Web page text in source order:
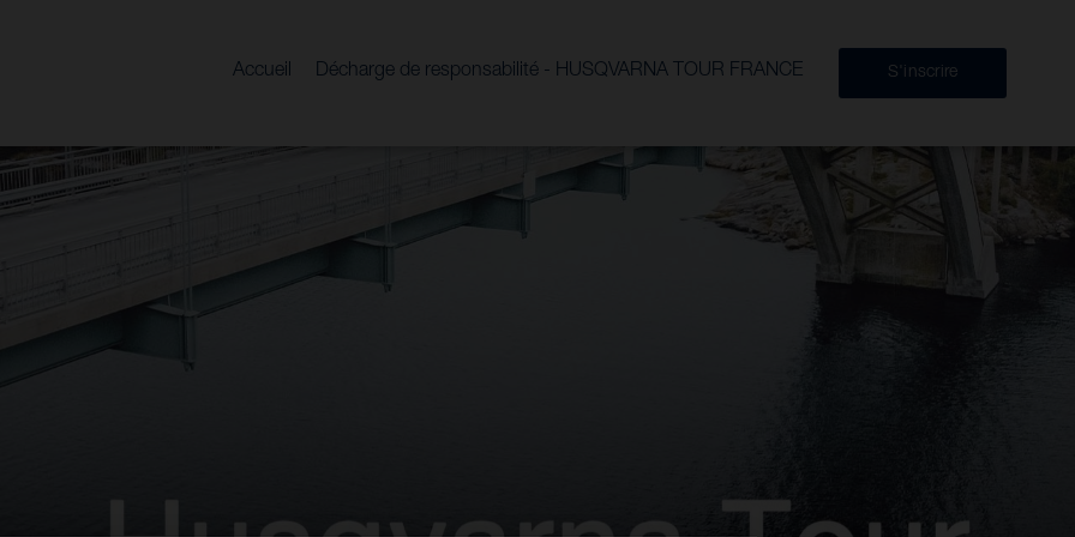
Accueil Décharge de responsabilité - HUSQVARNA TOUR FRANCE S'inscrire